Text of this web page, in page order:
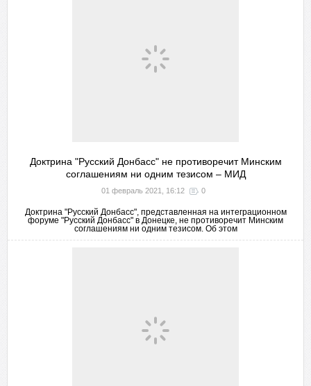
Доктрина "Русский Донбасс" не противоречит Минским
соглашениям ни одним тезисом – МИД
01 февраль 2021, 16:12 0
Доктрина "Русский Донбасс", представленная на интеграционном
форуме "Русский Донбасс" в Донецке, не противоречит Минским
соглашениям ни одним тезисом. Об этом